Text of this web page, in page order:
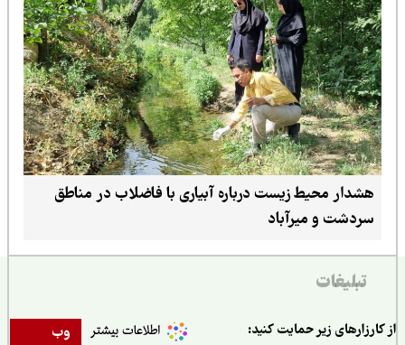
هشدار محیط زیست درباره آبیاری با فاضلاب در مناطق
سردشت و میرآباد
تبلیغات
وب
زیر حمایت کنید: